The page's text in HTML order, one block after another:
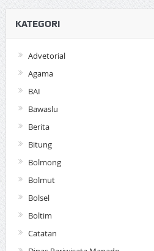
KATEGORI
Advetorial
Agama
BAI
Bawaslu
Berita
Bitung
Bolmong
Bolmut
Bolsel
Boltim
Catatan